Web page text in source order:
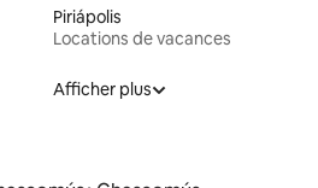
Piriápolis
Locations de vacances
Afficher plus